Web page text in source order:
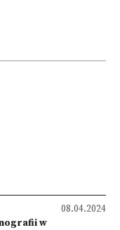
08.04.2024
w